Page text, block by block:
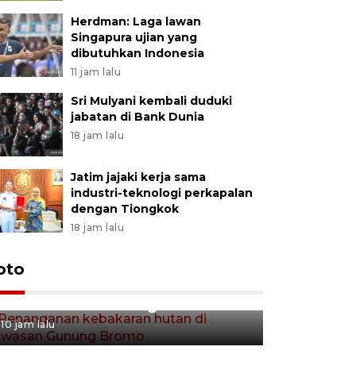
Herdman: Laga lawan
Singapura ujian yang
dibutuhkan Indonesia
11 jam lalu
Sri Mulyani kembali duduki
jabatan di Bank Dunia
18 jam lalu
Jatim jajaki kerja sama
industri-teknologi perkapalan
dengan Tiongkok
18 jam lalu
Penanganan kebakaran hutan
10 jam lalu